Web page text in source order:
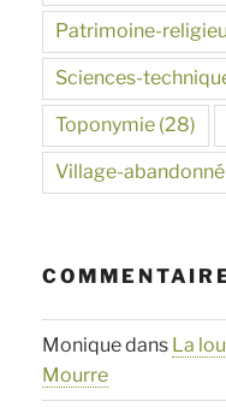
Patrimoine-
Sciences-
Toponymie (28)
Village-abandonné
Moniquedans La
Mourre